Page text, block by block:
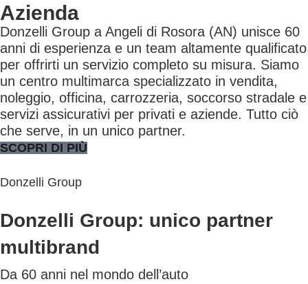
Azienda
Donzelli Group a Angeli di Rosora (AN) unisce 60
anni di esperienza e un team altamente qualificato
per offrirti un servizio completo su misura. Siamo
un centro multimarca specializzato in vendita,
noleggio, officina, carrozzeria, soccorso stradale e
servizi assicurativi per privati e aziende. Tutto ciò
che serve, in un unico partner.
SCOPRI DI PIÙ
Donzelli Group
Donzelli Group: unico partner
multibrand
Da 60 anni nel mondo dell’auto